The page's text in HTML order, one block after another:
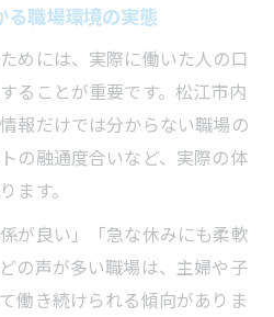
る職場環境の実態
めには、実際に働いた人の口
ることが重要です。松江市内
報だけでは分からない職場の
の融通度合いなど、実際の体
ます。
が良い」「急な休みにも柔軟
の声が多い職場は、主婦や子
働き続けられる傾向がありま